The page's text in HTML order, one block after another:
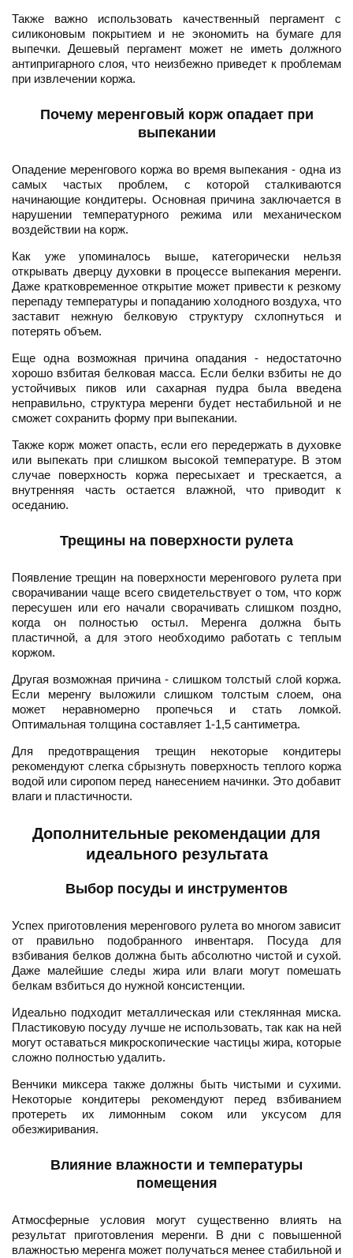
Также важно использовать качественный пергамент с
силиконовым покрытием и не экономить на бумаге для
выпечки. Дешевый пергамент может не иметь должного
антипригарного слоя, что неизбежно приведет к проблемам
при извлечении коржа.
Почему меренговый корж опадает при
выпекании
Опадение меренгового коржа во время выпекания - одна из
самых частых проблем, с которой сталкиваются
начинающие кондитеры. Основная причина заключается в
нарушении температурного режима или механическом
воздействии на корж.
Как уже упоминалось выше, категорически нельзя
открывать дверцу духовки в процессе выпекания меренги.
Даже кратковременное открытие может привести к резкому
перепаду температуры и попаданию холодного воздуха, что
заставит нежную белковую структуру схлопнуться и
потерять объем.
Еще одна возможная причина опадания - недостаточно
хорошо взбитая белковая масса. Если белки взбиты не до
устойчивых пиков или сахарная пудра была введена
неправильно, структура меренги будет нестабильной и не
сможет сохранить форму при выпекании.
Также корж может опасть, если его передержать в духовке
или выпекать при слишком высокой температуре. В этом
случае поверхность коржа пересыхает и трескается, а
внутренняя часть остается влажной, что приводит к
оседанию.
Трещины на поверхности рулета
Появление трещин на поверхности меренгового рулета при
сворачивании чаще всего свидетельствует о том, что корж
пересушен или его начали сворачивать слишком поздно,
когда он полностью остыл. Меренга должна быть
пластичной, а для этого необходимо работать с теплым
коржом.
Другая возможная причина - слишком толстый слой коржа.
Если меренгу выложили слишком толстым слоем, она
может неравномерно пропечься и стать ломкой.
Оптимальная толщина составляет 1-1,5 сантиметра.
Для предотвращения трещин некоторые кондитеры
рекомендуют слегка сбрызнуть поверхность теплого коржа
водой или сиропом перед нанесением начинки. Это добавит
влаги и пластичности.
Дополнительные рекомендации для
идеального результата
Выбор посуды и инструментов
Успех приготовления меренгового рулета во многом зависит
от правильно подобранного инвентаря. Посуда для
взбивания белков должна быть абсолютно чистой и сухой.
Даже малейшие следы жира или влаги могут помешать
белкам взбиться до нужной консистенции.
Идеально подходит металлическая или стеклянная миска.
Пластиковую посуду лучше не использовать, так как на ней
могут оставаться микроскопические частицы жира, которые
сложно полностью удалить.
Венчики миксера также должны быть чистыми и сухими.
Некоторые кондитеры рекомендуют перед взбиванием
протереть их лимонным соком или уксусом для
обезжиривания.
Влияние влажности и температуры
помещения
Атмосферные условия могут существенно влиять на
результат приготовления меренги. В дни с повышенной
влажностью меренга может получаться менее стабильной и